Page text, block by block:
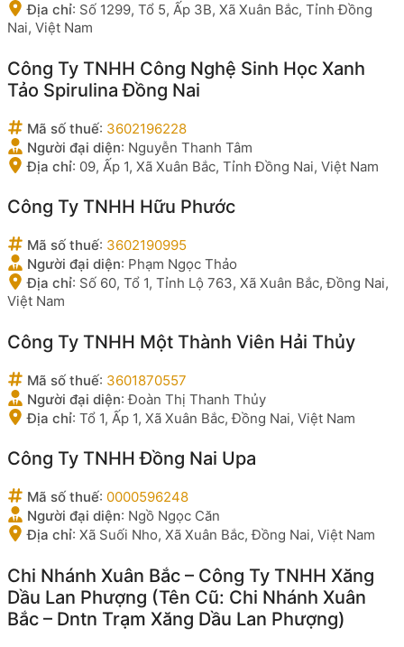
Địa chỉ: Số 1299, Tổ 5, Ấp 3B, Xã Xuân Bắc, Tỉnh Đồng
Nai, Việt Nam
Công Ty TNHH Công Nghệ Sinh Học Xanh
Tảo Spirulina Đồng Nai
Mã số thuế: 3602196228
Người đại diện: Nguyễn Thanh Tâm
Địa chỉ: 09, Ấp 1, Xã Xuân Bắc, Tỉnh Đồng Nai, Việt Nam
Công Ty TNHH Hữu Phước
Mã số thuế: 3602190995
Người đại diện: Phạm Ngọc Thảo
Địa chỉ: Số 60, Tổ 1, Tỉnh Lộ 763, Xã Xuân Bắc, Đồng Nai,
Việt Nam
Công Ty TNHH Một Thành Viên Hải Thủy
Mã số thuế: 3601870557
Người đại diện:Đoàn Thị Thanh Thủy
Địa chỉ: Tổ 1, Ấp 1, Xã Xuân Bắc, Đồng Nai, Việt Nam
Công Ty TNHH Đồng Nai Upa
Mã số thuế: 0000596248
Người đại diện: Ngồ Ngọc Căn
Địa chỉ: Xã Suối Nho, Xã Xuân Bắc, Đồng Nai, Việt Nam
Chi Nhánh Xuân Bắc – Công Ty TNHH Xăng
Dầu Lan Phượng (Tên Cũ: Chi Nhánh Xuân
Bắc – Dntn Trạm Xăng Dầu Lan Phượng)